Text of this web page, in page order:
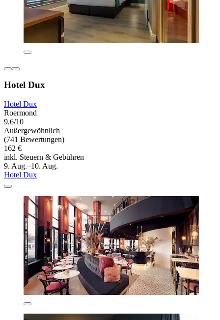
Hotel Dux
Hotel Dux
Roermond
9,6/10
Außergewöhnlich
(741 Bewertungen)
162 €
inkl. Steuern & Gebühren
9. Aug.–10. Aug.
Hotel Dux